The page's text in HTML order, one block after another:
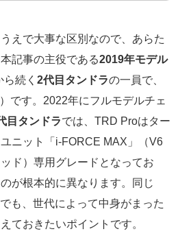
えで大事な区別なので、あらた
記事の主役である2019年モデル
続く 2代目タンドラの一員で、
です。2022年にフルモデルチェ
目タンドラでは、TRD Proはター
ニット「i-FORCE MAX」（V6
ド）専用グレードとなってお
が根本的に異なります。同じ
も、世代によって中身がまった
ておきたいポイントです。